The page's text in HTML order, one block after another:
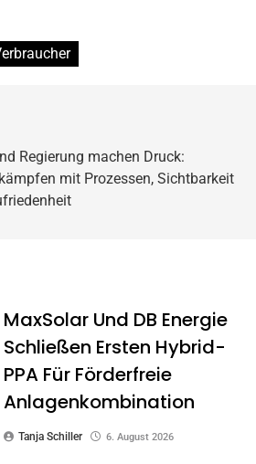
Regierung machen Druck:
mit Prozessen, Sichtbarkeit
MaxSolar Und DB Energie
Schließen Ersten Hybrid-
PPA Für Förderfreie
Anlagenkombination
Tanja Schiller 6. August 2026